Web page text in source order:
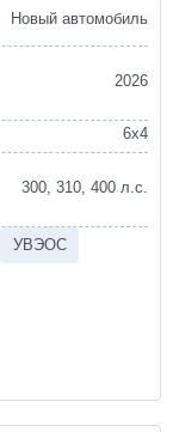
Новый автомобиль
2026
6х4
300, 310, 400 л.с.
УВЭОС